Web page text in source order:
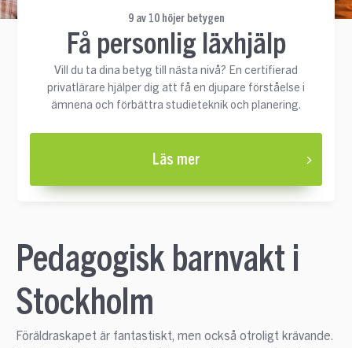
9 av 10 höjer betygen
Få personlig läxhjälp
Vill du ta dina betyg till nästa nivå? En certifierad
privatlärare hjälper dig att få en djupare förståelse i
ämnena och förbättra studieteknik och planering.
Läs mer
Pedagogisk barnvakt i
Stockholm
Föräldraskapet är fantastiskt, men också otroligt krävande.